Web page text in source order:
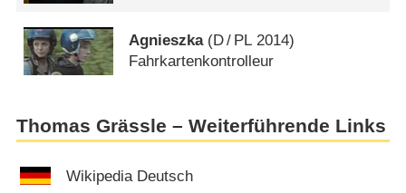
Agnieszka(D/ PL 2014)
Fahrkartenkontrolleur
Thomas Grässle – Weiterführende Links
Wikipedia Deutsch